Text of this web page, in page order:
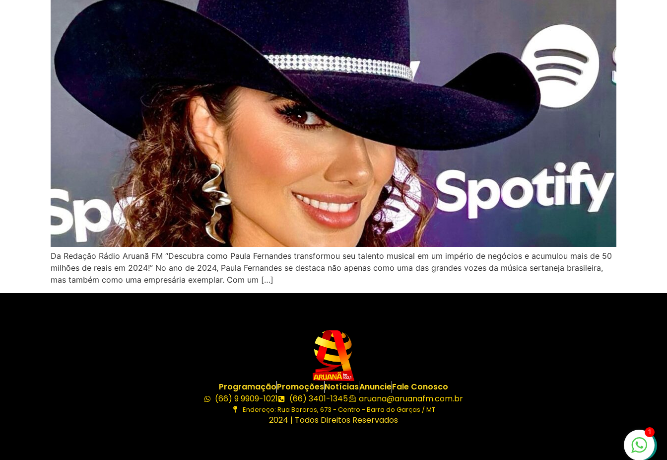
Da Redação Rádio Aruanã FM “Descubra como Paula Fernandes transformou seu talento musical em um império de negócios e acumulou mais de 50
milhões de reais em 2024!” No ano de 2024, Paula Fernandes se destaca não apenas como uma das grandes vozes da música sertaneja brasileira,
mas também como uma empresária exemplar. Com um […]
ProgramaçãoPromoçõesNotíciasAnuncieFale Conosco
(66) 9 9909-1021
(66) 3401-1345 aruana@aruanafm.com.br
Endereço: Rua Bororos, 673 - Centro - Barra do Garças / MT
2024 | Todos Direitos Reservados
1